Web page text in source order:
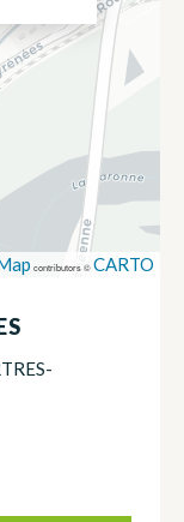
contributors ©CARTO